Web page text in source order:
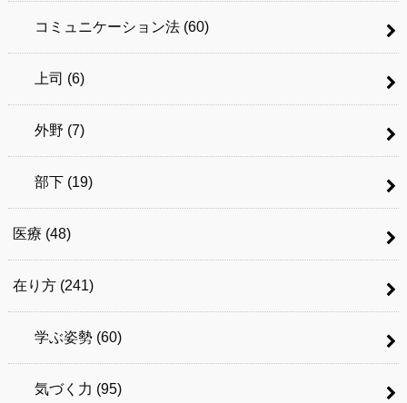
コミュニケーション法 (60)
上司 (6)
外野 (7)
部下 (19)
医療 (48)
在り方 (241)
学ぶ姿勢 (60)
気づく力 (95)